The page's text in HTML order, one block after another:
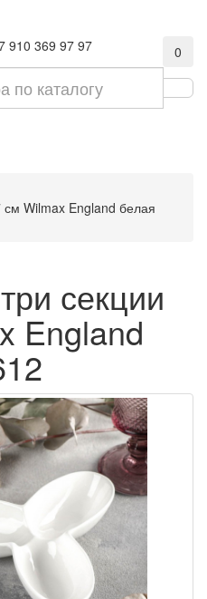
910 369 97 97 0
Wilmax England белая
секции
England